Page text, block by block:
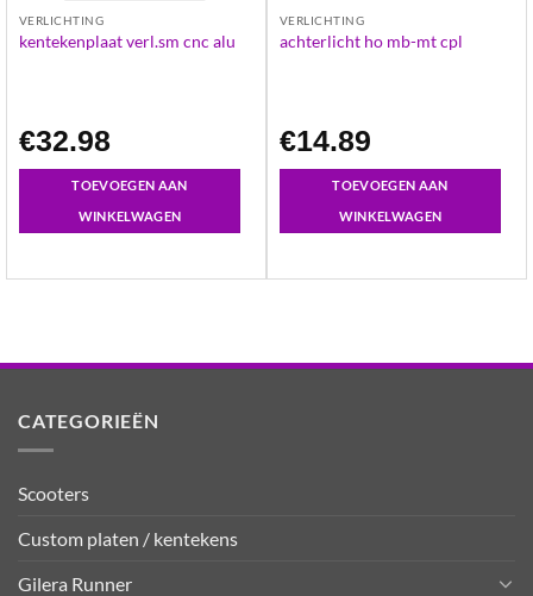
VERLICHTING
kentekenplaat verl.sm cnc alu
€32.98
TOEVOEGEN AAN
WINKELWAGEN
VERLICHTING
achterlicht ho mb-mt cpl
€14.89
TOEVOEGEN AAN
WINKELWAGEN
CATEGORIEËN
Scooters
Custom platen / kentekens
Gilera Runner